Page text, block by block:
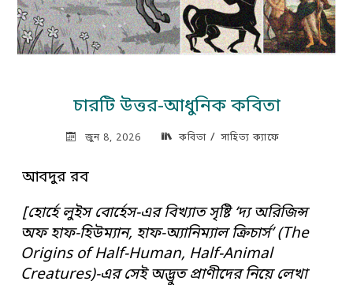
চারটি উত্তর-আধুনিক কবিতা
জুন 8, 2026 কবিতা / সাহিত্য ক্যাফে
আবদুর রব
[হোর্হে লুইস বোর্হেস-এর বিখ্যাত সৃষ্টি ‘দ্য অরিজিন্স
অফ হাফ-হিউম্যান, হাফ-অ্যানিম্যাল ক্রিচার্স’ (The
Origins of Half-Human, Half-Animal
Creatures)-এর সেই অদ্ভুত প্রাণীদের নিয়ে লেখা